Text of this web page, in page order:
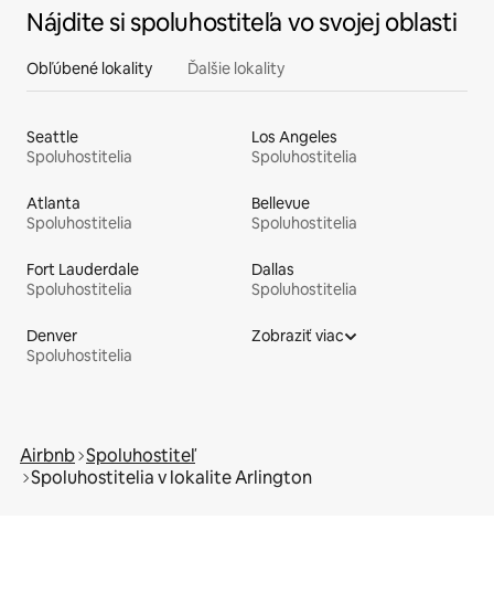
Nájdite si spoluhostiteľa vo svojej oblasti
Obľúbené lokality Ďalšie lokality
Seattle
Spoluhostitelia
Los Angeles
Spoluhostitelia
Atlanta
Spoluhostitelia
Bellevue
Spoluhostitelia
Fort Lauderdale
Spoluhostitelia
Dallas
Spoluhostitelia
Denver
Spoluhostitelia
Zobraziť viac
Airbnb Spoluhostiteľ
Spoluhostitelia v lokalite Arlington